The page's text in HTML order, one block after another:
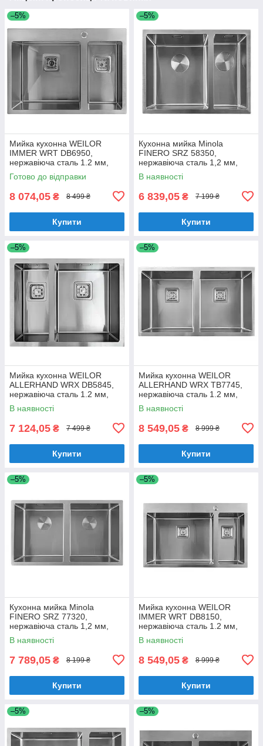
–5%
Мийка кухонна WEILOR
IMMER WRT DB6950,
нержавіюча сталь 1.2 мм,
півторачашева, врізна
Готово до відправки
8 074,05 ₴ 8 499 ₴
Купити
–5%
Кухонна мийка Minola
FINERO SRZ 58350,
нержавіюча сталь 1,2 мм,
півторачашева, врізна/під
стільницю
В наявності
6 839,05 ₴ 7 199 ₴
Купити
–5%
Мийка кухонна WEILOR
ALLERHAND WRX DB5845,
нержавіюча сталь 1.2 мм,
півторачашева, врізна / під
стільницю
В наявності
7 124,05 ₴ 7 499 ₴
Купити
–5%
Мийка кухонна WEILOR
ALLERHAND WRX TB7745,
нержавіюча сталь 1.2 мм,
двочашева, врізна / під
стільницю
В наявності
8 549,05 ₴ 8 999 ₴
Купити
–5%
Кухонна мийка Minola
FINERO SRZ 77320,
нержавіюча сталь 1,2 мм,
двочашева, врізна/під
стільницю
В наявності
7 789,05 ₴ 8 199 ₴
Купити
–5%
Мийка кухонна WEILOR
IMMER WRT DB8150,
нержавіюча сталь 1.2 мм,
півторачашева, врізна
В наявності
8 549,05 ₴ 8 999 ₴
Купити
–5% –5%